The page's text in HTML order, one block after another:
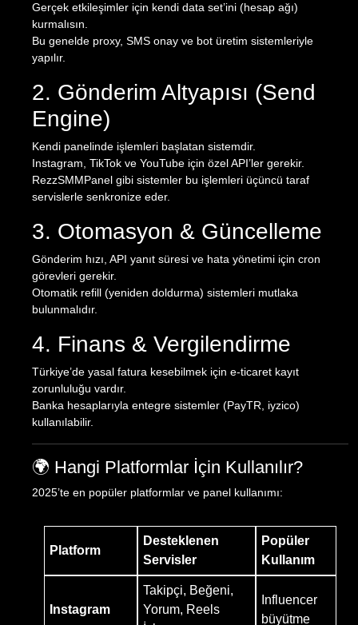
Gerçek etkileşimler için kendi data set’ini (hesap ağı)
kurmalısın.
Bu genelde proxy, SMS onay ve bot üretim sistemleriyle
yapılır.
2. Gönderim Altyapısı (Send
Engine)
Kendi panelinde işlemleri başlatan sistemdir.
Instagram, TikTok ve YouTube için özel API’ler gerekir.
RezzSMMPanel gibi sistemler bu işlemleri üçüncü taraf
servislerle senkronize eder.
3. Otomasyon & Güncelleme
Gönderim hızı, API yanıt süresi ve hata yönetimi için cron
görevleri gerekir.
Otomatik refill (yeniden doldurma) sistemleri mutlaka
bulunmalıdır.
4. Finans & Vergilendirme
Türkiye’de yasal fatura kesebilmek için e-ticaret kayıt
zorunluluğu vardır.
Banka hesaplarıyla entegre sistemler (PayTR, iyzico)
kullanılabilir.
🌍 Hangi Platformlar İçin Kullanılır?
2025’te en popüler platformlar ve panel kullanımı:
Platform
Desteklenen
Servisler
Popüler
Kullanım
Instagram
Takipçi, Beğeni,
Yorum, Reels
Influencer
büyütme